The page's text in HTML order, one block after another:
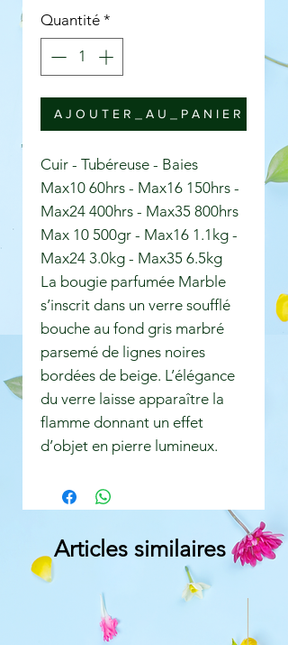
Quantité *
A J O U T E R _ A U _ P A N I E R
Cuir - Tubéreuse - Baies
Max10 60hrs - Max16 150hrs -
Max24 400hrs - Max35 800hrs
Max 10 500gr - Max16 1.1kg -
Max24 3.0kg - Max35 6.5kg
La bougie parfumée Marble
s’inscrit dans un verre soufflé
bouche au fond gris marbré
parsemé de lignes noires
bordées de beige. L’élégance
du verre laisse apparaître la
flamme donnant un effet
d’objet en pierre lumineux.
Articles similaires